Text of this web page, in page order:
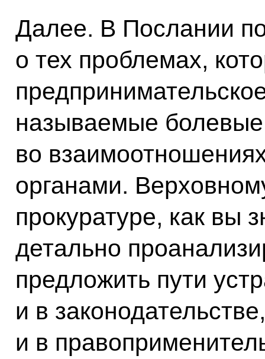
Далее. В Послании
о тех проблемах,
называемые болевые
во
органами.
прокуратуре, как вы
детально
предложить пути
и в законодательстве,
и в